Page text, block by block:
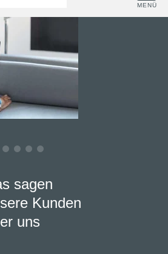
sagen
Kunden
uns